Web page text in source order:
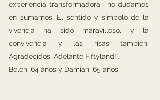
experiencia transformadora, no dudamos
en sumarnos. El sentido y símbolo de la
vivencia ha sido maravilloso, y la
convivencia y las risas también.
Agradecidos. Adelante Fiftyland!”.
Belen, 64 años y Damian, 65 años